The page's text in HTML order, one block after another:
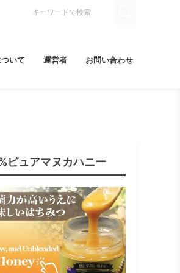
いて 運営者 お問い合わせ
ピュアマヌカハニー